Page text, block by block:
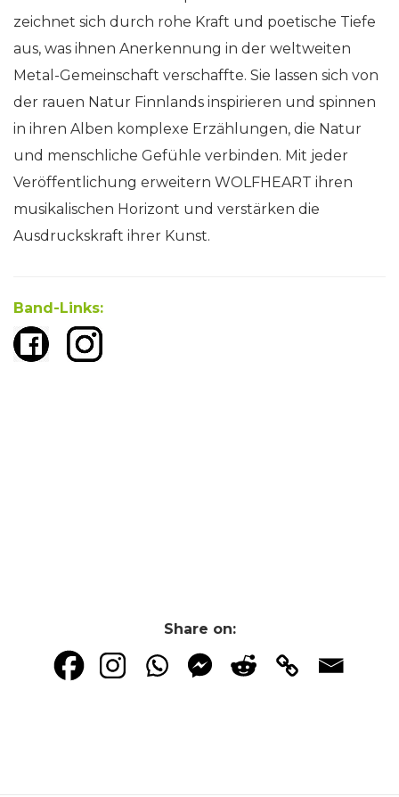
zeichnet sich durch rohe Kraft und poetische Tiefe
aus, was ihnen Anerkennung in der weltweiten
Metal-Gemeinschaft verschaffte. Sie lassen sich von
der rauen Natur Finnlands inspirieren und spinnen
in ihren Alben komplexe Erzählungen, die Natur
und menschliche Gefühle verbinden. Mit jeder
Veröffentlichung erweitern WOLFHEART ihren
musikalischen Horizont und verstärken die
Ausdruckskraft ihrer Kunst.
Band-Links:
Share on: